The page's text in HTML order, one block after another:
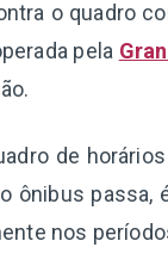
o quadro
pela
de
ônibus passa,
nos